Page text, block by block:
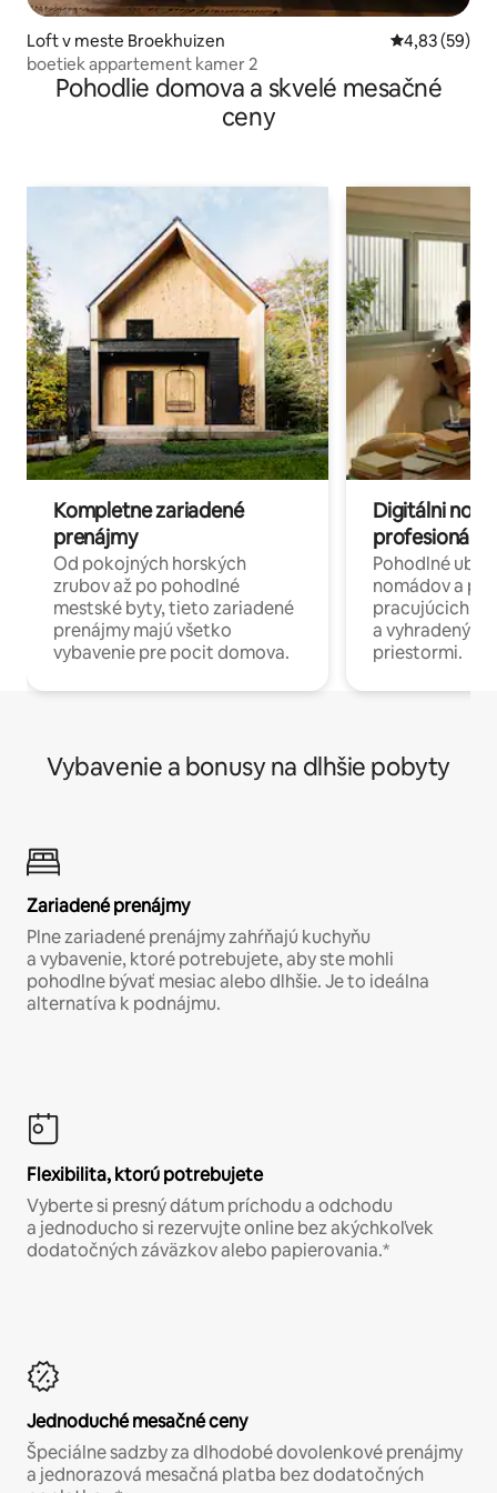
Loft v meste Broekhuizen Priemerné
4,83 (59)
boetiek appartement kamer 2
Pohodlie domova a skvelé mesačné
ceny
Kompletne zariadené
prenájmy
Od pokojných horských
zrubov až po pohodlné
mestské byty, tieto zariadené
prenájmy majú všetko
vybavenie pre pocit domova.
Digitálni
profesionáli
Pohodlné
nomádov a
pracujúcich
a
priestormi.
Vybavenie a bonusy na dlhšie pobyty
Zariadené prenájmy
Plne zariadené prenájmy zahŕňajú kuchyňu
a vybavenie, ktoré potrebujete, aby ste mohli
pohodlne bývať mesiac alebo dlhšie. Je to ideálna
alternatíva k podnájmu.
Flexibilita, ktorú potrebujete
Vyberte si presný dátum príchodu a odchodu
a jednoducho si rezervujte online bez akýchkoľvek
dodatočných záväzkov alebo papierovania.*
Jednoduché mesačné ceny
Špeciálne sadzby za dlhodobé dovolenkové prenájmy
a jednorazová mesačná platba bez dodatočných